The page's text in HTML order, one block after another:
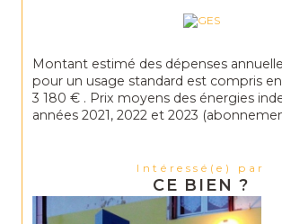
Montant estimé des dépenses
pour un usage standard est compris
3 180 € . Prix moyens des énergies
années 2021, 2022 et 2023
Intéressé(e) par
CE BIEN ?